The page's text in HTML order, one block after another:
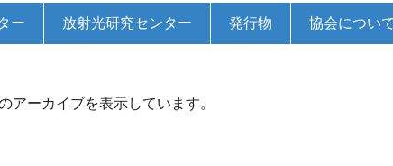
（旧COEプログラム）等への参画
ー
参画
放射光研究センター 発行物 協会について
アーカイブを表示しています。